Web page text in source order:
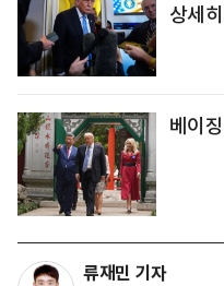
상세
베이
류재민 기자